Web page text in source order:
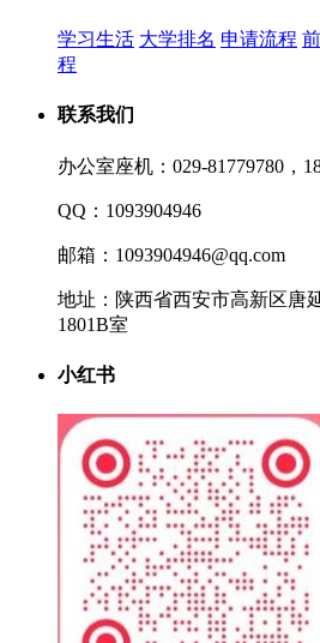
学习生活 大学排名 申请流程
程
联系我们
办公室座机：029-81779780，
QQ：1093904946
邮箱：1093904946@qq.com
地址：陕西省西安市高新区唐
1801B室
小红书